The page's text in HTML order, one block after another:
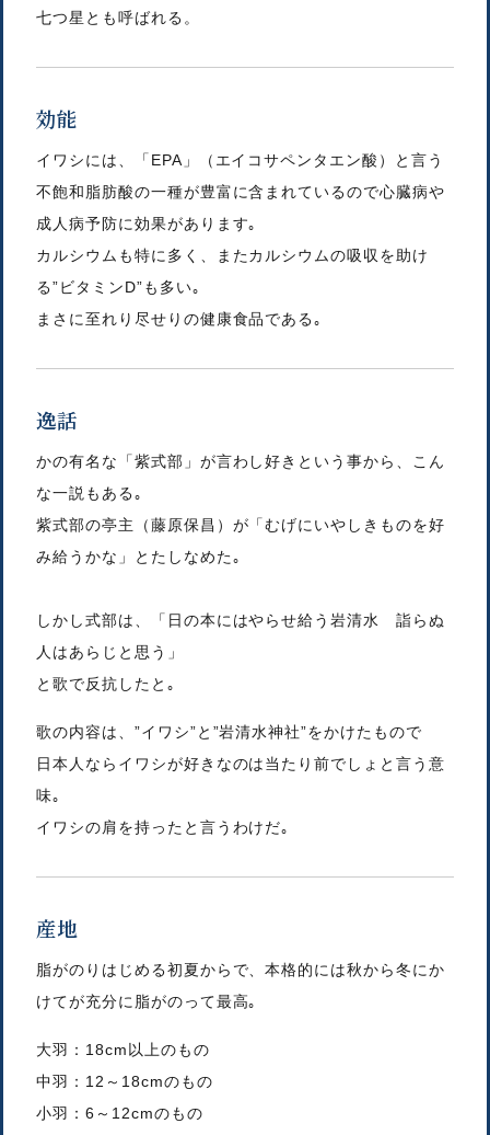
七つ星とも呼ばれる。
効能
イワシには、「EPA」（エイコサペンタエン酸）と言う
不飽和脂肪酸の一種が豊富に含まれているので心臓病や
成人病予防に効果があります｡
カルシウムも特に多く、またカルシウムの吸収を助け
る”ビタミンD”も多い｡
まさに至れり尽せりの健康食品である｡
逸話
かの有名な「紫式部」が言わし好きという事から、こん
な一説もある｡
紫式部の亭主（藤原保昌）が「むげにいやしきものを好
み給うかな」とたしなめた｡
しかし式部は、「日の本にはやらせ給う岩清水 詣らぬ
人はあらじと思う」
と歌で反抗したと｡
歌の内容は、”イワシ”と”岩清水神社”をかけたもので
日本人ならイワシが好きなのは当たり前でしょと言う意
味｡
イワシの肩を持ったと言うわけだ｡
産地
脂がのりはじめる初夏からで、本格的には秋から冬にか
けてが充分に脂がのって最高｡
大羽：18cm以上のもの
中羽：12～18cmのもの
小羽：6～12cmのもの